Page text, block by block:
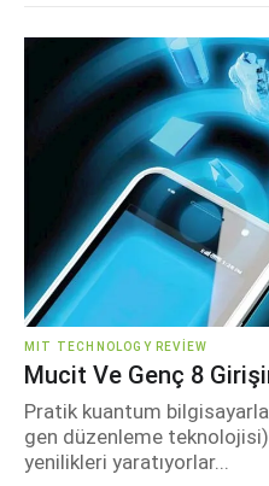
MIT TECHNOLOGY REVIEW
Mucit Ve Genç 8
Pratik kuantum
gen düzenleme
yenilikleri yaratıyorlar...